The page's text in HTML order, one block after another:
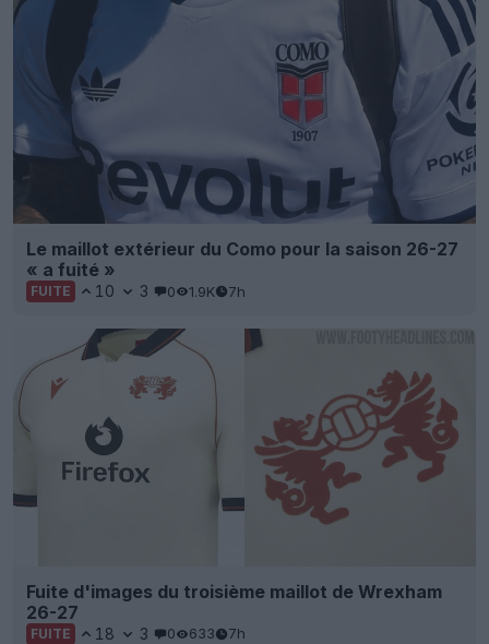
Le maillot extérieur du Como pour la saison 26-27
« a fuité »
FUITE 10 3 0 1.9K 7h
Fuite d'images du troisième maillot de Wrexham
26-27
FUITE 18 3 0 633 7h